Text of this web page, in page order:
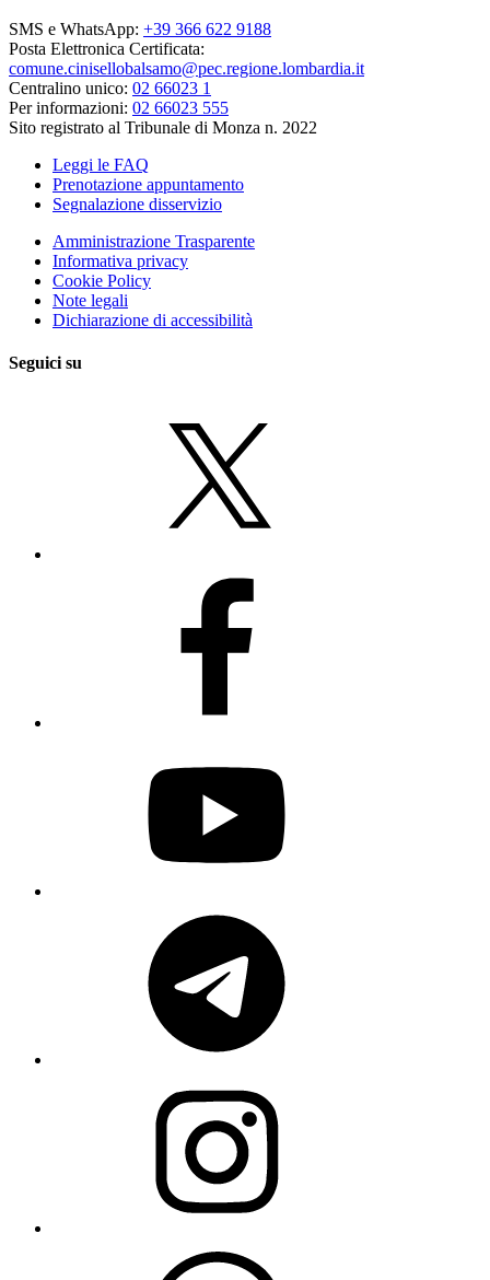
SMS e WhatsApp: +39 366 622 9188
Posta Elettronica Certificata:
comune.cinisellobalsamo@pec.regione.lombardia.it
Centralino unico: 02 66023 1
Per informazioni: 02 66023 555
Sito registrato al Tribunale di Monza n. 2022
Leggi le FAQ
Prenotazione appuntamento
Segnalazione disservizio
Amministrazione Trasparente
Informativa privacy
Cookie Policy
Note legali
Dichiarazione di accessibilità
Seguici su